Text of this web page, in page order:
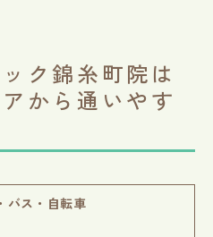
ク錦糸町院は
から通いやす
バス・自転車